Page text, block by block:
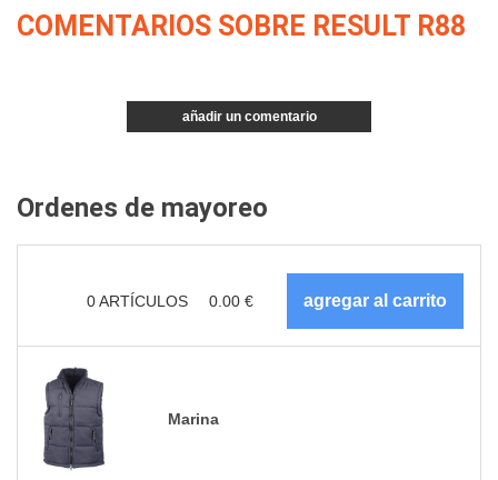
COMENTARIOS SOBRE RESULT R88
añadir un comentario
Ordenes de mayoreo
0ARTÍCULOS 0.00 €
Marina